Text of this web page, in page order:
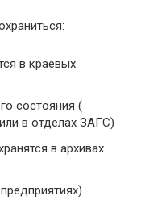
в краевых
состояния (
в отделах ЗАГС)
в архивах